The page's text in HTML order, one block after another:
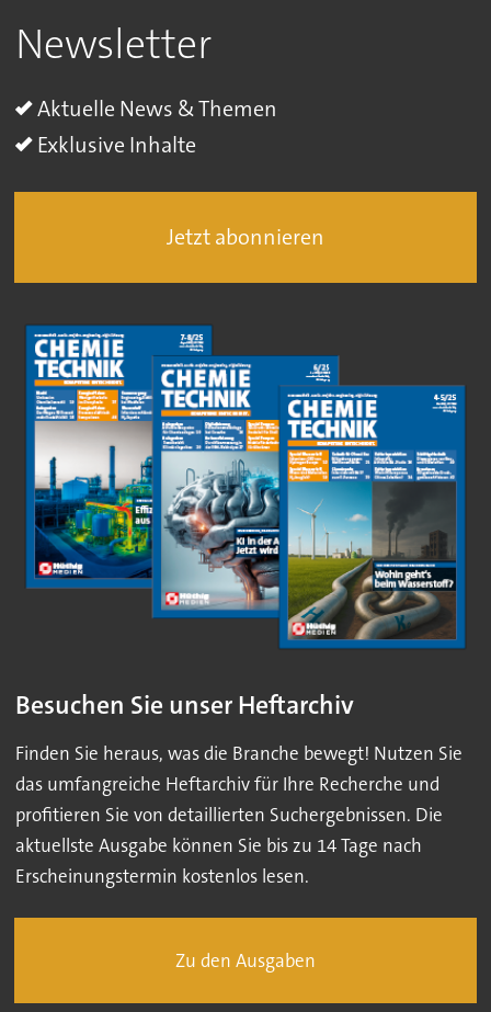
Newsletter
Aktuelle News & Themen
Exklusive Inhalte
Jetzt abonnieren
Besuchen Sie unser Heftarchiv
Finden Sie heraus, was die Branche bewegt! Nutzen Sie
das umfangreiche Heftarchiv für Ihre Recherche und
profitieren Sie von detaillierten Suchergebnissen. Die
aktuellste Ausgabe können Sie bis zu 14 Tage nach
Erscheinungstermin kostenlos lesen.
Zu den Ausgaben